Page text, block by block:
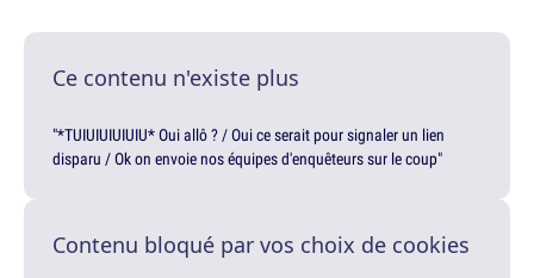
Ce contenu n'existe plus
"*TUIUIUIUIUIU* Oui allô ? / Oui ce serait pour signaler un lien
disparu / Ok on envoie nos équipes d'enquêteurs sur le coup"
Contenu bloqué par vos choix de cookies